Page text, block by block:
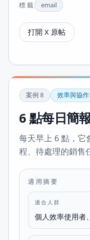
標籤 email
打開 X 原帖
案例 8 效率與協作
6 點每日簡報
每天早上 6 點，它
程、待處理的銷售
適用摘要
適合人群
個人效率使用者